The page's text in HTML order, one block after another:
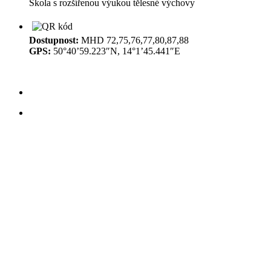
Škola s rozšířenou výukou tělesné výchovy
Dostupnost: MHD 72,75,76,77,80,87,88
GPS: 50°40’59.223″N, 14°1’45.441″E